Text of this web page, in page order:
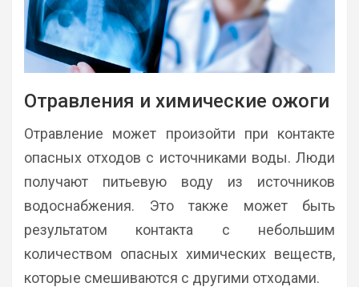
Отравления и химические ожоги
Отравление может произойти при контакте
опасных отходов с источниками воды. Люди
получают питьевую воду из источников
водоснабжения. Это также может быть
результатом контакта с небольшим
количеством опасных химических веществ,
которые смешиваются с другими отходами.